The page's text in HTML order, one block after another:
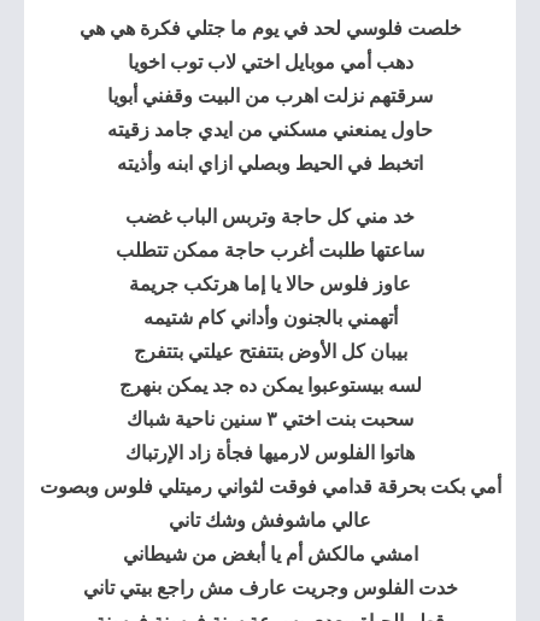
خلصت فلوسي لحد في يوم ما جتلي فكرة هي هي
دهب أمي موبايل اختي لاب توب اخويا
سرقتهم نزلت اهرب من البيت وقفني أبويا
حاول يمنعني مسكني من ايدي جامد زقيته
اتخبط في الحيط وبصلي ازاي ابنه وأذيته
خد مني كل حاجة وتربس الباب غضب
ساعتها طلبت أغرب حاجة ممكن تتطلب
عاوز فلوس حالا يا إما هرتكب جريمة
أتهمني بالجنون وأداني كام شتيمه
بيبان كل الأوض بتتفتح عيلتي بتتفرج
لسه بيستوعبوا يمكن ده جد يمكن بنهرج
سحبت بنت اختي ٣ سنين ناحية شباك
هاتوا الفلوس لارميها فجأة زاد الإرتباك
أمي بكت بحرقة قدامي فوقت لثواني رميتلي فلوس وبصوت
عالي ماشوفش وشك تاني
امشي مالكش أم يا أبغض من شيطاني
خدت الفلوس وجريت عارف مش راجع بيتي تاني